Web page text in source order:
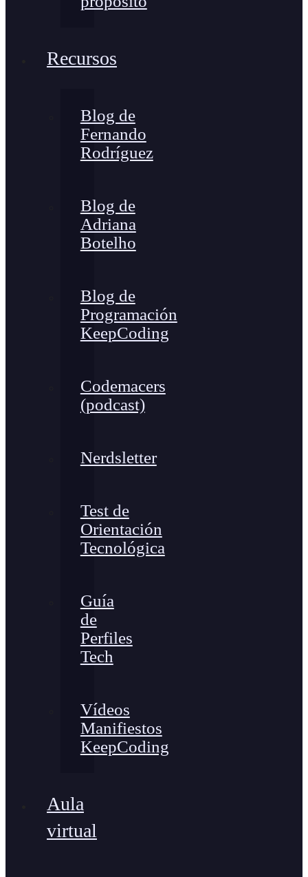
Recursos
Blog de
Fernando
Rodríguez
Blog de
Adriana
Botelho
Blog de
Programación
KeepCoding
Codemacers
(podcast)
Nerdsletter
Test de
Orientación
Tecnológica
Guía
de
Perfiles
Tech
Vídeos
Manifiestos
KeepCoding
Aula
virtual